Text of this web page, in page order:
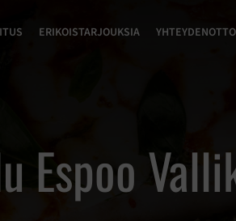
ERIKOISTARJOUKSIA YHTEYDENOTTO
Espoo